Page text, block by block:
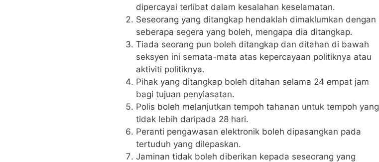
dipercayai terlibat dalam kesalahan keselamatan.
Seseorang yang ditangkap hendaklah dimaklumkan dengan
seberapa segera yang boleh, mengapa dia ditangkap.
Tiada seorang pun boleh ditangkap dan ditahan di bawah
seksyen ini semata-mata atas kepercayaan politiknya atau
aktiviti politiknya.
Pihak yang ditangkap boleh ditahan selama 24 empat jam
bagi tujuan penyiasatan.
Polis boleh melanjutkan tempoh tahanan untuk tempoh yang
tidak lebih daripada 28 hari.
Peranti pengawasan elektronik boleh dipasangkan pada
tertuduh yang dilepaskan.
Jaminan tidak boleh diberikan kepada seseorang yang